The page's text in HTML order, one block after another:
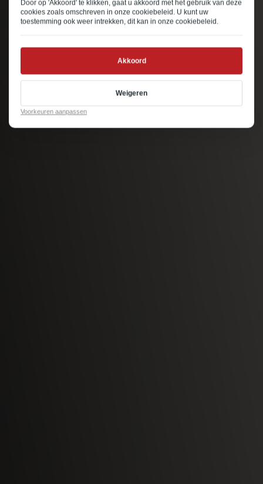
Door op 'Akkoord' te klikken, gaat u akkoord met het gebruik van deze
cookies zoals omschreven in onze cookiebeleid. U kunt uw
toestemming ook weer intrekken, dit kan in onze cookiebeleid.
Akkoord
Weigeren
Voorkeuren aanpassen